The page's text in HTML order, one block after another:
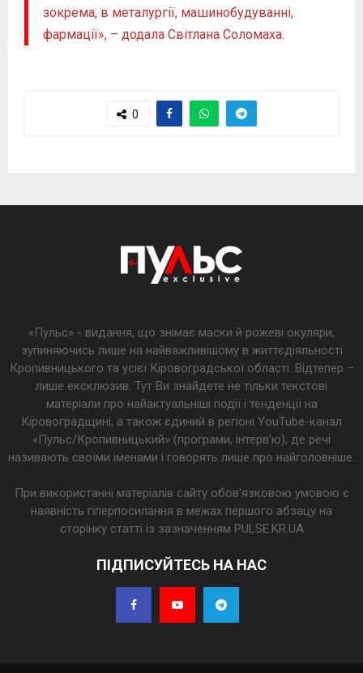
зокрема, в металургії, машинобудуванні,
фармації», – додала Світлана Соломаха.
0
«Пульс» - видання, що знімає маски й рожеві окуляри,
зупиняючись лише на найважливішому в життєдіяльності
Кропивницького та усієї Кіровоградської області. Відтепер –
лише ексклюзив. Тут Ви знайдете не тільки текстові
матеріали про найактуальніші події і тенденції на
Кіровоградщині, а також єдиний в регіоні YouTube-канал
«Пульс/Кропивницький» (програми, інтерв’ю), де речі
називають своїми іменами і говорять лише про найголовніше.
При використанні матеріалів сайту обов'язковою умовою є
наявність гіперпосилання в межах першого абзацу на
сторінку статті із зазначенням PULSE.KR.UA
ПІДПИСУЙТЕСЬ НА НАС